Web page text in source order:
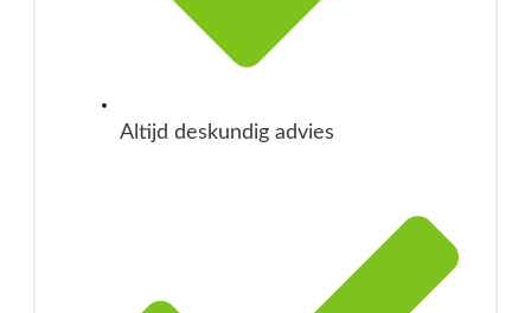
Altijd deskundig advies